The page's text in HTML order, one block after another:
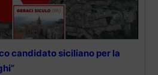
candidato siciliano per la